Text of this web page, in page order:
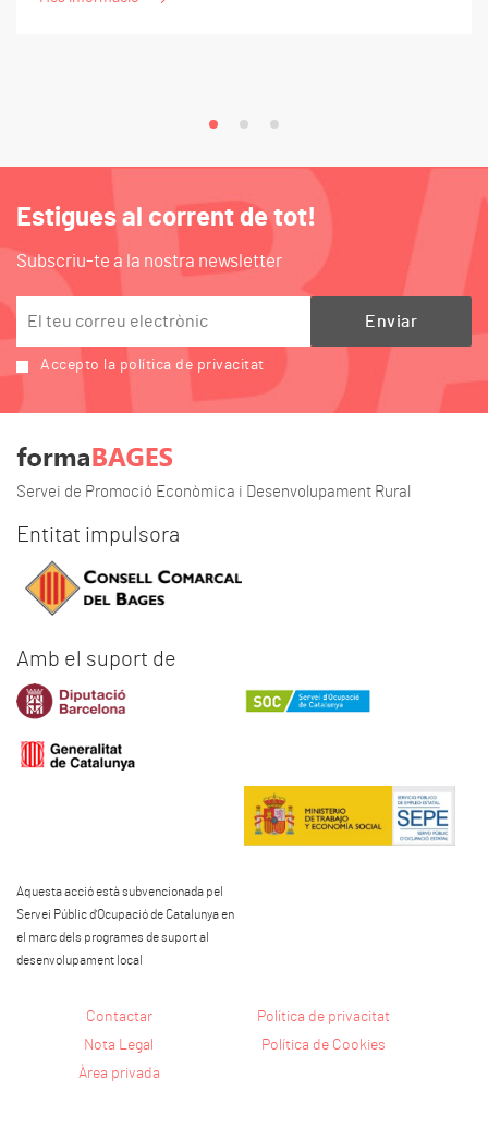
Estigues al corrent de tot!
Subscriu-te a la nostra newsletter
Accepto la política de privacitat
Servei de Promoció Econòmica i Desenvolupament Rural
Entitat impulsora
Amb el suport de
Aquesta acció està subvencionada pel
Servei Públic d'Ocupació de Catalunya en
el marc dels programes de suport al
desenvolupament local
Contactar
Política de privacitat
Nota Legal
Política de Cookies
Àrea privada